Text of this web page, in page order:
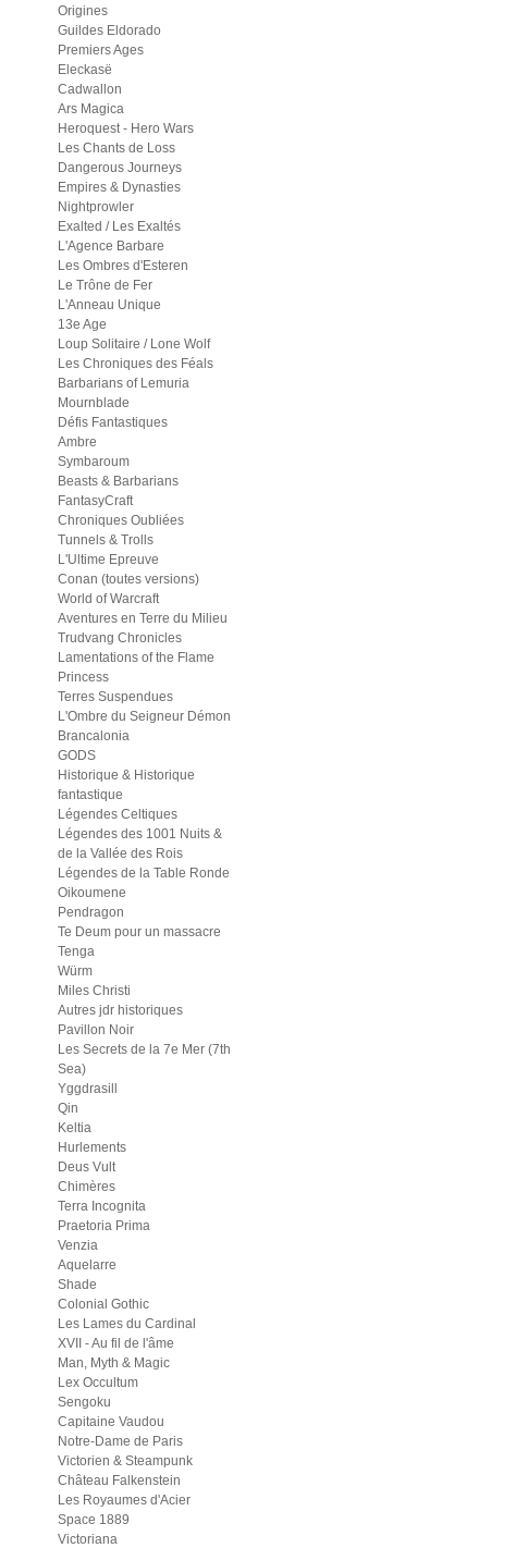
Origines
Guildes Eldorado
Premiers Ages
Eleckasë
Cadwallon
Ars Magica
Heroquest - Hero Wars
Les Chants de Loss
Dangerous Journeys
Empires & Dynasties
Nightprowler
Exalted / Les Exaltés
L'Agence Barbare
Les Ombres d'Esteren
Le Trône de Fer
L'Anneau Unique
13e Age
Loup Solitaire / Lone Wolf
Les Chroniques des Féals
Barbarians of Lemuria
Mournblade
Défis Fantastiques
Ambre
Symbaroum
Beasts & Barbarians
FantasyCraft
Chroniques Oubliées
Tunnels & Trolls
L'Ultime Epreuve
Conan (toutes versions)
World of Warcraft
Aventures en Terre du Milieu
Trudvang Chronicles
Lamentations of the Flame
Princess
Terres Suspendues
L'Ombre du Seigneur Démon
Brancalonia
GODS
Historique & Historique
fantastique
Légendes Celtiques
Légendes des 1001 Nuits &
de la Vallée des Rois
Légendes de la Table Ronde
Oikoumene
Pendragon
Te Deum pour un massacre
Tenga
Würm
Miles Christi
Autres jdr historiques
Pavillon Noir
Les Secrets de la 7e Mer (7th
Sea)
Yggdrasill
Qin
Keltia
Hurlements
Deus Vult
Chimères
Terra Incognita
Praetoria Prima
Venzia
Aquelarre
Shade
Colonial Gothic
Les Lames du Cardinal
XVII - Au fil de l'âme
Man, Myth & Magic
Lex Occultum
Sengoku
Capitaine Vaudou
Notre-Dame de Paris
Victorien & Steampunk
Château Falkenstein
Les Royaumes d'Acier
Space 1889
Victoriana